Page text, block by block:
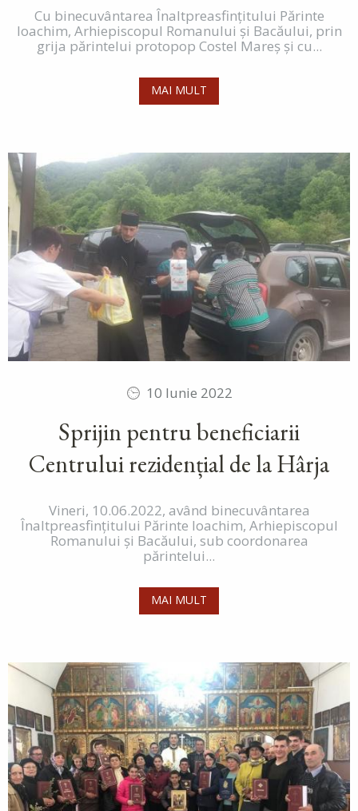
Cu binecuvântarea Înaltpreasfințitului Părinte
Ioachim, Arhiepiscopul Romanului și Bacăului, prin
grija părintelui protopop Costel Mareș și cu...
MAI MULT
10 Iunie 2022
Sprijin pentru beneficiarii
Centrului rezidențial de la Hârja
Vineri, 10.06.2022, având binecuvântarea
Înaltpreasfințitului Părinte Ioachim, Arhiepiscopul
Romanului și Bacăului, sub coordonarea
părintelui...
MAI MULT